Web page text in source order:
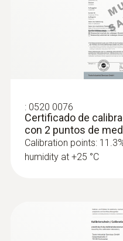
: 0520 0076
Certificado de
con 2 puntos de
Calibration points:
humidity at +25 °C